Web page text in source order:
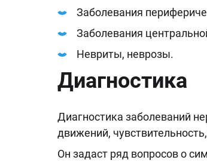
Заболевания
Заболевания
Невриты, неврозы.
Диагностика
Диагностика заболеваний
движений,
Он задаст ряд вопросов о